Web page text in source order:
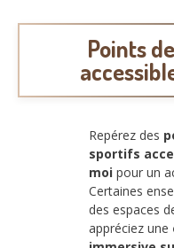
Points
Repérez des
sportifs
moi pour un
Certaines
des espaces
appréciez une